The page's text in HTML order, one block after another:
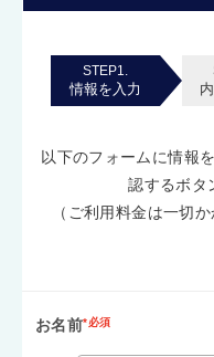
STEP1.
情報を入力
以下のフォームに情報
認するボタ
（ご利用料金は一切
お名前*必須